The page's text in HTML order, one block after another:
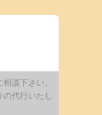
ンジ
談下さい。
の代行いたし